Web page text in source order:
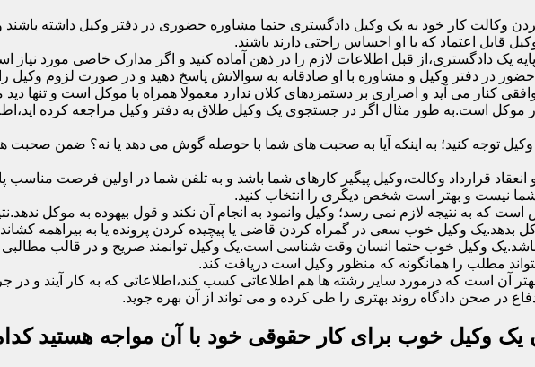
وکالت کار خود به یک وکیل دادگستری حتما مشاوره حضوری در دفتر وکیل داشته باشند و
قابل اعتماد که با او احساس راحتی دارند باشند.
دادگستری،از قبل اطلاعات لازم را در ذهن آماده کنید و اگر مدارک خاصی مورد نیاز است
در دفتر وکیل و مشاوره با او صادقانه به سوالاتش پاسخ دهید و در صورت لزوم وکیل را
کنار می آید و اصراری بر دستمزدهای کلان ندارد معمولا همراه با موکل است و تنها
موکل است.به طور مثال اگر در جستجوی یک وکیل طلاق به دفتر وکیل مراجعه کرده
توجه کنید؛ به اینکه آیا به صحبت های شما با حوصله گوش می دهد یا نه؟ ضمن صحبت
دفتر وکیل و انعقاد قرارداد وکالت،وکیل پیگیر کارهای شما باشد و به تلفن شما در اولین فرصت
شما نیست و بهتر است شخص دیگری را انتخاب کنید.
که به نتیجه لازم نمی رسد؛ وکیل وانمود به انجام آن نکند و قول بیهوده به موکل
وکیل خوب سعی در گمراه کردن قاضی یا پیچیده کردن پرونده یا به بیراهمه
وکیل خوب حتما انسان وقت شناسی است.یک وکیل توانمند صریح و در قالب
مطلب را همانگونه که منظور وکیل است دریافت کند.
آن است که درمورد سایر رشته ها هم اطلاعاتی کسب کند،اطلاعاتی که به کار آیند و در
در صحن دادگاه روند بهتری را طی کرده و می تواند از آن بهره جوید.
یک وکیل خوب برای کار حقوقی خود با آن مواجه هستید